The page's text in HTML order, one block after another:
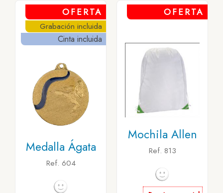
OFERTA
Grabación incluida
Cinta incluida
Medalla Ágata
Ref. 604
OFERTA
Mochila Allen
Ref. 813